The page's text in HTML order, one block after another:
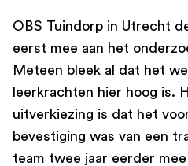
OBS Tuindorp in Utrecht
eerst mee aan het
Meteen bleek al dat het
leerkrachten hier hoog is.
uitverkiezing is dat het
bevestiging was van een
team twee jaar eerder